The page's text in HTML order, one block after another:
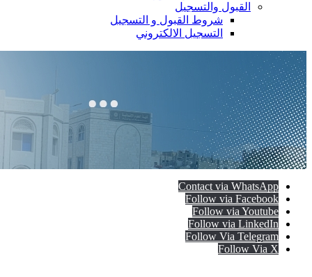
القبول والتسجيل
شروط القبول و التسجيل
التسجيل الالكتروني
Contact via WhatsApp
Follow via Facebook
Follow via Youtube
Follow via LinkedIn
Follow Via Telegram
Follow Via X